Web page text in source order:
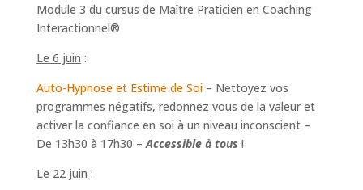
Module 3 du cursus de Maître Praticien en Coaching
Interactionnel®
Le 6 juin :
Auto-Hypnose et Estime de Soi– Nettoyez vos
programmes négatifs, redonnez vous de la valeur et
activer la confiance en soi à un niveau inconscient –
De 13h30 à 17h30 –Accessible à tous !
Le 22 juin :